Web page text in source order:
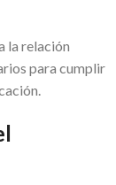
la relación
para cumplir